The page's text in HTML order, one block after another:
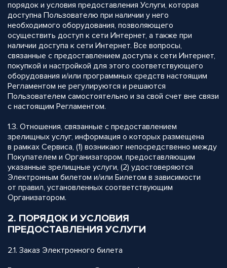
порядок и условия предоставления Услуги, которая
доступна Пользователю при наличии у него
необходимого оборудования, позволяющего
осуществить доступ к сети Интернет, а также при
наличии доступа к сети Интернет. Все вопросы,
связанные с предоставлением доступа к сети Интернет,
покупкой и настройкой для этого соответствующего
оборудования и/или программных средств настоящим
Регламентом не регулируются и решаются
Пользователем самостоятельно и за свой счет вне связи
с настоящим Регламентом.
1.3. Отношения, связанные с предоставлением
зрелищных услуг, информация о которых размещена
в рамках Сервиса, (1) возникают непосредственно между
Покупателем и Организатором, предоставляющим
указанные зрелищные услуги, (2) удостоверяются
Электронным билетом и/или Билетом в зависимости
от правил, установленных соответствующим
Организатором.
2. ПОРЯДОК И УСЛОВИЯ
ПРЕДОСТАВЛЕНИЯ УСЛУГИ
2.1. Заказ Электронного билета